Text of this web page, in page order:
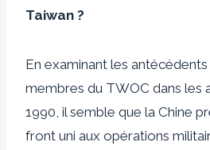
Taiwan ?
En examinant les
membres du TWOC dans les
1990, il semble que la Chine
front uni aux opérations